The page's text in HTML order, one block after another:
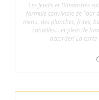
Les Jeudis et Dimanches
formule conviviale de "bar
menu, des planches, frites,
canailles... et plein de
accorder! La carte